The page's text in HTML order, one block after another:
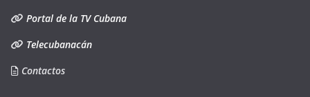
Portal de la TV Cubana
Telecubanacán
Contactos